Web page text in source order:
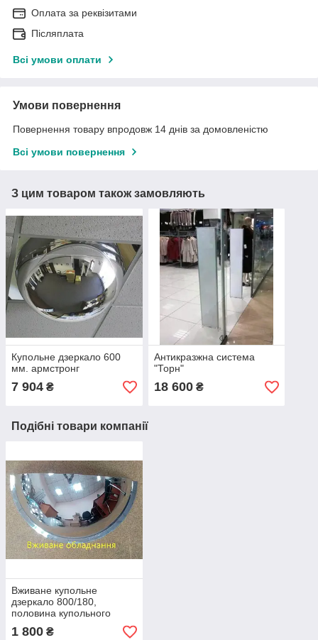
Оплата за реквізитами
Післяплата
Всі умови оплати
Умови повернення
Повернення товару впродовж 14 днів за домовленістю
Всі умови повернення
З цим товаром також замовляють
Купольне дзеркало 600
мм. армстронг
7 904 ₴
Антикразжна система
"Торн"
18 600₴
Подібні товари компанії
Вживане купольне
дзеркало 800/180,
половина купольного
1 800 ₴